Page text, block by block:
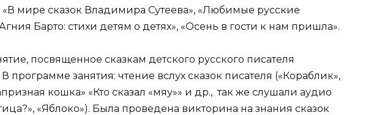
мире сказок Владимира Сутеева», «Любимые русские
Барто: стихи детям о детях», «Осень в гости к нам пришла».
посвященное сказкам детского русского писателя
программе занятия: чтение вслух сказок писателя («Кораблик»,
кошка» «Кто сказал «мяу»» и др., так же слушали аудио
«Яблоко»). Была проведена викторина на знания сказок